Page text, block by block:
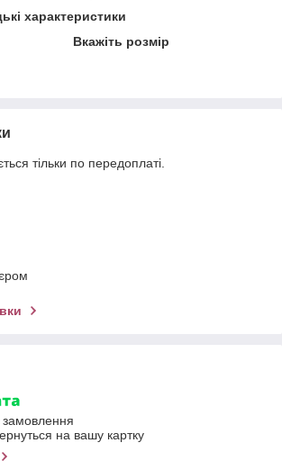
характеристики
Вкажіть розмір
тільки по передоплаті.
на вашу картку